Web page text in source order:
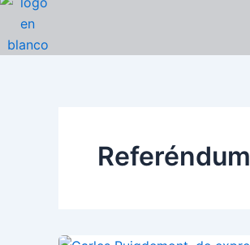
Ir
contenido
Referéndum